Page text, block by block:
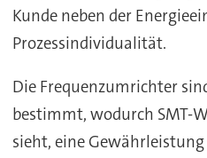
Kunde neben der
Prozessindividualität.
Die Frequenzumrichter
bestimmt, wodurch SMT-
sieht, eine